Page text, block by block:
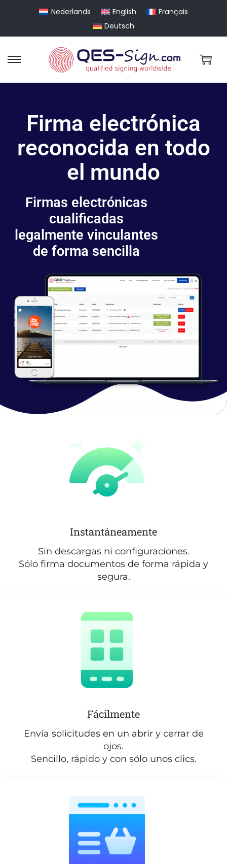
Nederlands English
Français
Deutsch
Firma electrónica
reconocida en todo
el mundo
Firmas electrónicas
cualificadas
legalmente vinculantes
de forma sencilla
Instantáneamente
Sin descargas ni configuraciones.
Sólo firma documentos de forma rápida y
segura.
Fácilmente
Envía solicitudes en un abrir y cerrar de
ojos.
Sencillo, rápido y con sólo unos clics.